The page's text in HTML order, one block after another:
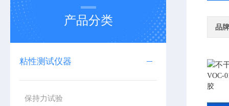
产品分类
粘性测试仪器
保持力试验
品牌
VOC-